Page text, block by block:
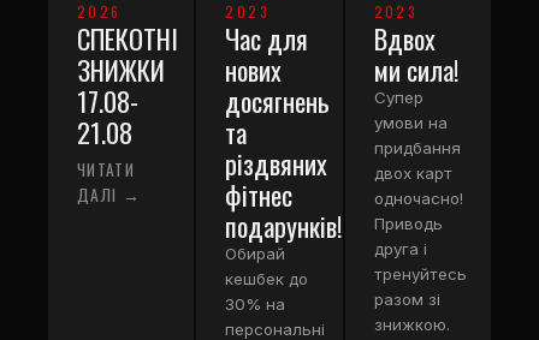
2026
СПЕКОТНІ
ЗНИЖКИ
17.08-
21.08
ЧИТАТИ
ДАЛІ →
2023
Час для
нових
досягнень
та
різдвяних
фітнес
подарунків!
Обирай
кешбек до
30% на
персональні
2023
Вдвох
ми сила!
Супер
умови на
придбання
двох карт
одночасно!
Приводь
друга і
тренуйтесь
разом зі
знижкою.